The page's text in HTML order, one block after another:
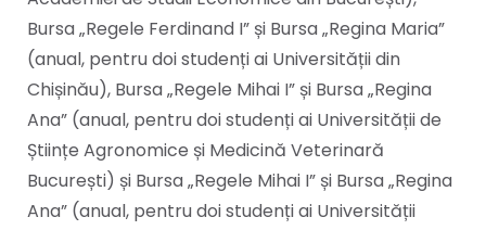
Bursa „Regele Ferdinand I” și Bursa „Regina Maria”
(anual, pentru doi studenți ai Universității din
Chișinău), Bursa „Regele Mihai I” și Bursa „Regina
Ana” (anual, pentru doi studenți ai Universității de
Științe Agronomice și Medicină Veterinară
București) și Bursa „Regele Mihai I” și Bursa „Regina
Ana” (anual, pentru doi studenți ai Universității